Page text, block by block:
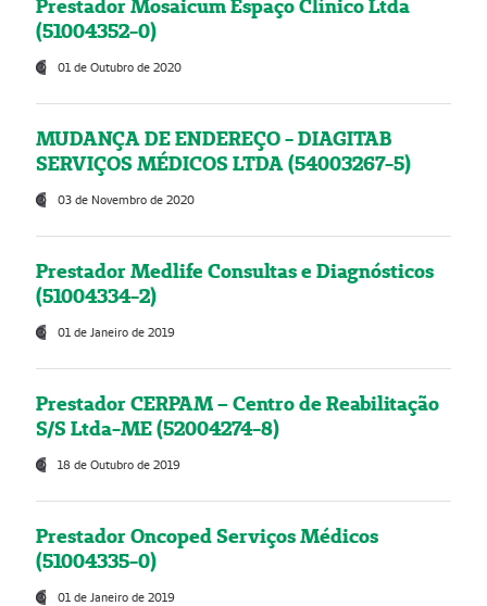
Prestador Mosaicum Espaço Clínico Ltda
(51004352-0)
01 de Outubro de 2020
MUDANÇA DE ENDEREÇO - DIAGITAB
SERVIÇOS MÉDICOS LTDA (54003267-5)
03 de Novembro de 2020
Prestador Medlife Consultas e Diagnósticos
(51004334-2)
01 de Janeiro de 2019
Prestador CERPAM – Centro de Reabilitação
S/S Ltda-ME (52004274-8)
18 de Outubro de 2019
Prestador Oncoped Serviços Médicos
(51004335-0)
01 de Janeiro de 2019